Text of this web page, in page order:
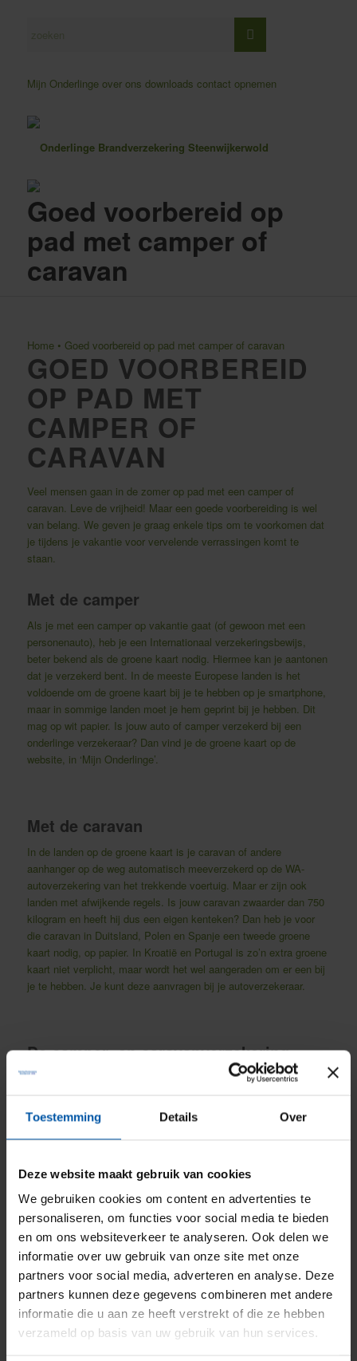
Toestemming Details Over
Deze website maakt gebruik van cookies
We gebruiken cookies om content en advertenties te
personaliseren, om functies voor social media te bieden
en om ons websiteverkeer te analyseren. Ook delen we
informatie over uw gebruik van onze site met onze
partners voor social media, adverteren en analyse. Deze
partners kunnen deze gegevens combineren met andere
informatie die u aan ze heeft verstrekt of die ze hebben
verzameld op basis van uw gebruik van hun services.
Mijn Onderlinge over ons downloads contact opnemen
Goed voorbereid op
pad met camper of
caravan
Home• Goed voorbereid op pad met camper of caravan
GOED VOORBEREID
OP PAD MET
CAMPER OF
CARAVAN
Veel mensen gaan in de zomer op pad met een camper of
caravan. Leve de vrijheid! Maar een goede voorbereiding is wel
van belang. We geven je graag enkele tips om te voorkomen dat
je tijdens je vakantie voor vervelende verrassingen komt te
staan.
Met de camper
Als je met een camper op vakantie gaat (of gewoon met een
personenauto), heb je een Internationaal verzekeringsbewijs,
beter bekend als de groene kaart nodig. Hiermee kan je aantonen
dat je verzekerd bent. In de meeste Europese landen is het
voldoende om de groene kaart bij je te hebben op je smartphone,
maar in sommige landen moet je hem geprint bij je hebben. Dit
mag op wit papier. Is jouw auto of camper verzekerd bij een
onderlinge verzekeraar? Dan vind je de groene kaart op de
website, in ‘Mijn Onderlinge’.
Met de caravan
In de landen op de groene kaart is je caravan of andere
aanhanger op de weg automatisch meeverzekerd op de WA-
autoverzekering van het trekkende voertuig. Maar er zijn ook
landen met afwijkende regels. Is jouw caravan zwaarder dan 750
kilogram en heeft hij dus een eigen kenteken? Dan heb je voor
die caravan in Duitsland, Polen en Spanje een tweede groene
kaart nodig, op papier. In Kroatië en Portugal is zo’n extra groene
kaart niet verplicht, maar wordt het wel aangeraden om er een bij
je te hebben. Je kunt deze aanvragen bij je autoverzekeraar.
De camper- en caravanverzekering
Het is mogelijk om bij een caravan- of camperverzekering de
camper of caravan vallen voor de verzekering losse spullen die
echt bij de camper of caravan horen. Spullen als reisbagage,
reisverzekering. Daarnaast is het ook mogelijk om een voortent,
luifel, mover of fietsendrager extra mee te verzekeren op de
caravan- of camperverzekering.
Ombouw
Heb jij een busje omgebouwd (of laten ombouwen) tot een
camper? Dan moet je hem eerst als ‘kampeerauto’ laten
goedkeuren door de RDW. Als je camper niet is goedgekeurd, is